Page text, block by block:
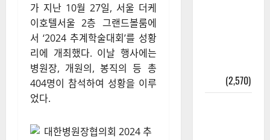
가 지난 10월 27일, 서울 더케
이호텔서울 2층 그랜드볼룸에
서 ‘2024 추계학술대회’를 성황
리에 개최했다. 이날 행사에는
병원장, 개원의, 봉직의 등 총
404명이 참석하여 성황을 이루
었다.
(2,570)